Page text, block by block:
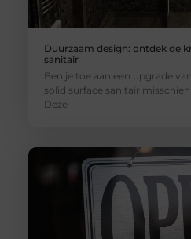
Duurzaam design: ontdek de
sanitair
Ben je toe aan een upgrade
solid surface sanitair
Deze